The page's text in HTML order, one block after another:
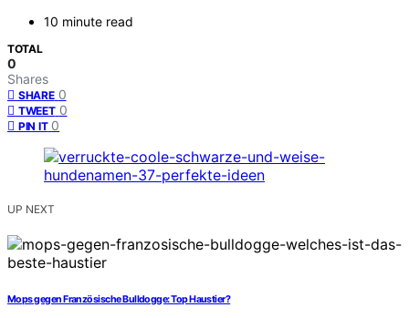
10 minute read
TOTAL
0
Shares
SHARE 0
TWEET 0
PIN IT 0
UP NEXT
Mops gegen Französische Bulldogge: Top Haustier?